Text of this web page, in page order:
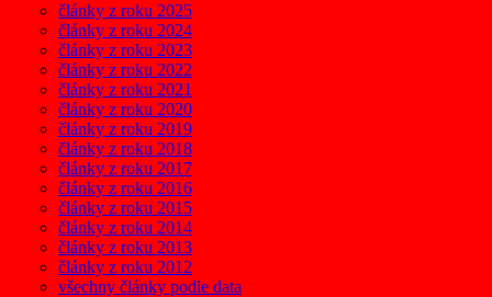
články z roku 2025
články z roku 2024
články z roku 2023
články z roku 2022
články z roku 2021
články z roku 2020
články z roku 2019
články z roku 2018
články z roku 2017
články z roku 2016
články z roku 2015
články z roku 2014
články z roku 2013
články z roku 2012
všechny články podle data